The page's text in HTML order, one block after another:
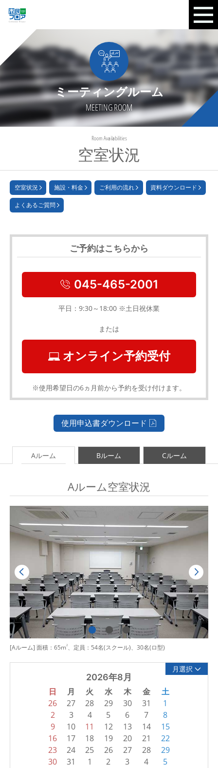
ミーティングルーム
MEETING ROOM
空室状況
Room Availabilities
空室状況 施設・料金 ご利用の流れ 資料ダウンロード
よくあるご質問
ご予約はこちらから
045-465-2001
平日：9:30～18:00 ※土日祝休業
または
オンライン予約受付
※使用希望日の6ヵ月前から予約を受け付けます。
使用申込書ダウンロード
Aルーム Bルーム Cルーム
Aルーム空室状況
[Aルーム] 面積：65m2、定員：54名(スクール)、30名(ロ型)
月選択
2026年8月
日 月 火 水 木 金 土
26 27 28 29 30 31
1
2
3 4 5 6 7
8
9
10 11 12 13 14
15
16
17 18 19 20 21
22
23
24 25 26 27 28
29
30
31 1 2 3 4 5